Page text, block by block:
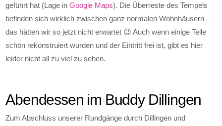
geführt hat (Lage inGoogle Maps). Die Überreste des Tempels
befinden sich wirklich zwischen ganz normalen Wohnhäusern –
das hätten wir so jetzt nicht erwartet 😉 Auch wenn einige Teile
schön rekonstruiert wurden und der Eintritt frei ist, gibt es hier
leider nicht all zu viel zu sehen.
Abendessen im Buddy Dillingen
Zum Abschluss unserer Rundgänge durch Dillingen und